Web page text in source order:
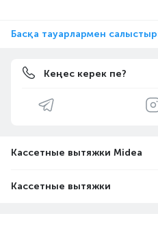
Басқа тауарлармен
Кеңес керек пе?
Кассетные вытяжки Midea
Кассетные вытяжки